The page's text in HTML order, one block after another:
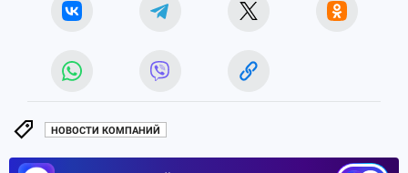
НОВОСТИ КОМПАНИЙ